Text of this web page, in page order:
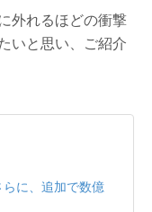
外れるほどの衝撃
いと思い、ご紹介
に、追加で数億